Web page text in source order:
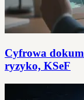
Cyfrowa
ryzyko, KSeF